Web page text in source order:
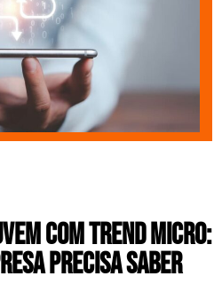
com Trend Micro:
precisa saber